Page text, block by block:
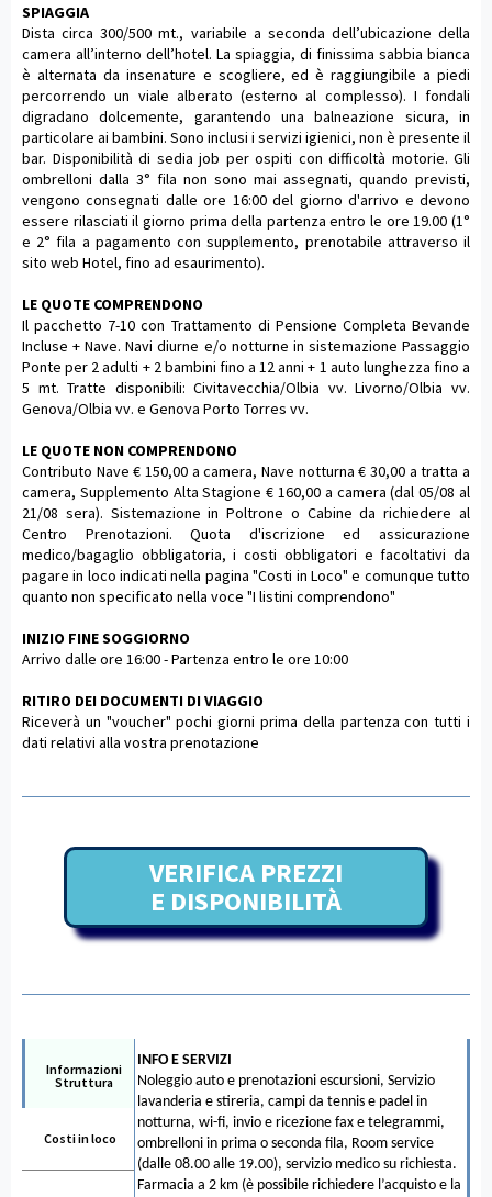
SPIAGGIA
Dista circa 300/500 mt., variabile a seconda dell’ubicazione della
camera all’interno dell’hotel. La spiaggia, di finissima sabbia bianca
è alternata da insenature e scogliere, ed è raggiungibile a piedi
percorrendo un viale alberato (esterno al complesso). I fondali
digradano dolcemente, garantendo una balneazione sicura, in
particolare ai bambini. Sono inclusi i servizi igienici, non è presente il
bar. Disponibilità di sedia job per ospiti con difficoltà motorie. Gli
ombrelloni dalla 3° fila non sono mai assegnati, quando previsti,
vengono consegnati dalle ore 16:00 del giorno d'arrivo e devono
essere rilasciati il giorno prima della partenza entro le ore 19.00 (1°
e 2° fila a pagamento con supplemento, prenotabile attraverso il
sito web Hotel, fino ad esaurimento).
LE QUOTE COMPRENDONO
Il pacchetto 7-10 con Trattamento di Pensione Completa Bevande
Incluse + Nave. Navi diurne e/o notturne in sistemazione Passaggio
Ponte per 2 adulti + 2 bambini fino a 12 anni + 1 auto lunghezza fino a
5 mt. Tratte disponibili: Civitavecchia/Olbia vv. Livorno/Olbia vv.
Genova/Olbia vv. e Genova Porto Torres vv.
LE QUOTE NON COMPRENDONO
Contributo Nave € 150,00 a camera, Nave notturna € 30,00 a tratta a
camera, Supplemento Alta Stagione € 160,00 a camera (dal 05/08 al
21/08 sera). Sistemazione in Poltrone o Cabine da richiedere al
Centro Prenotazioni. Quota d'iscrizione ed assicurazione
medico/bagaglio obbligatoria, i costi obbligatori e facoltativi da
pagare in loco indicati nella pagina "Costi in Loco" e comunque tutto
quanto non specificato nella voce "I listini comprendono"
INIZIO FINE SOGGIORNO
Arrivo dalle ore 16:00 - Partenza entro le ore 10:00
RITIRO DEI DOCUMENTI DI VIAGGIO
Riceverà un "voucher" pochi giorni prima della partenza con tutti i
dati relativi alla vostra prenotazione
VERIFICA PREZZI
E DISPONIBILITÀ
Informazioni
Struttura
Costi in loco
INFO E SERVIZI
Noleggio auto e prenotazioni escursioni, Servizio
lavanderia e stireria, campi da tennis e padel in
notturna, wi-fi, invio e ricezione fax e telegrammi,
ombrelloni in prima o seconda fila, Room service
(dalle 08.00 alle 19.00), servizio medico su richiesta.
Farmacia a 2 km (è possibile richiedere l’acquisto e la